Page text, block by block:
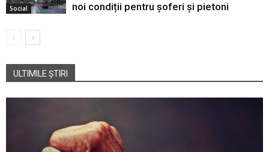
Social
noi condiții pentru șoferi și pietoni
ULTIMILE ȘTIRI